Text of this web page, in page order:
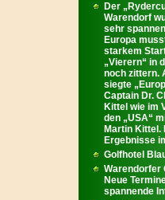
Der
Warendorf
sehr
Europa
starkem
„Vierern“ in
noch zittern.
siegte
Captain Dr.
Kittel wie im
den „USA“
Martin Kittel.
Ergebnisse
Golfhotel
Warendorfer
Neue
spannende